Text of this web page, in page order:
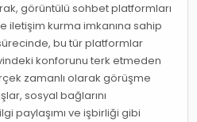
görüntülü sohbet platformları
iletişim kurma imkanına sahip
bu tür platformlar
konforunu terk etmeden
zamanlı olarak görüşme
sosyal bağlarını
paylaşımı ve işbirliği gibi